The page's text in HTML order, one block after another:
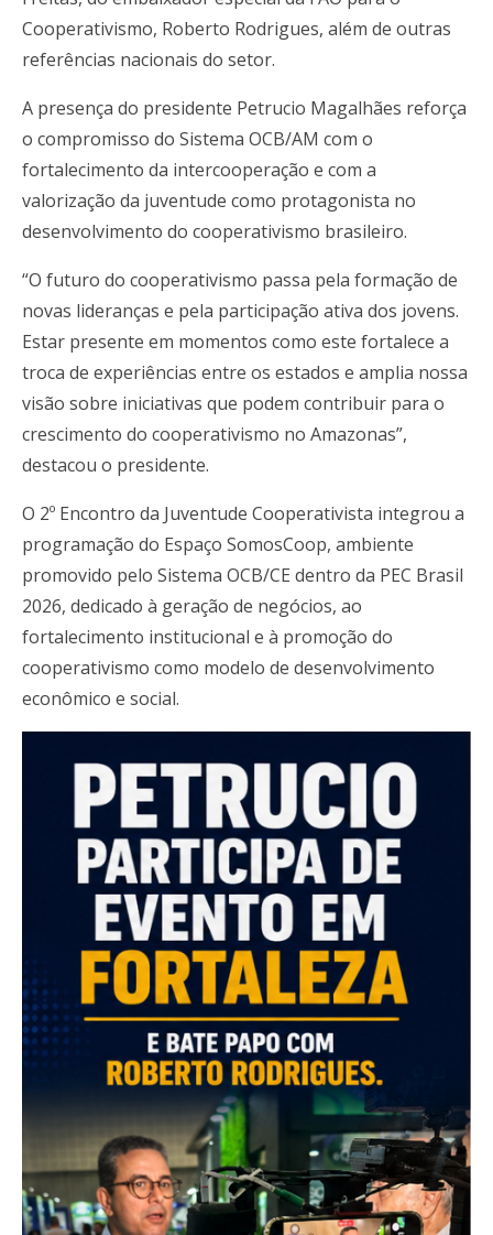
Cooperativismo, Roberto Rodrigues, além de outras
referências nacionais do setor.
A presença do presidente Petrucio Magalhães reforça
o compromisso do Sistema OCB/AM com o
fortalecimento da intercooperação e com a
valorização da juventude como protagonista no
desenvolvimento do cooperativismo brasileiro.
“O futuro do cooperativismo passa pela formação de
novas lideranças e pela participação ativa dos jovens.
Estar presente em momentos como este fortalece a
troca de experiências entre os estados e amplia nossa
visão sobre iniciativas que podem contribuir para o
crescimento do cooperativismo no Amazonas”,
destacou o presidente.
O 2º Encontro da Juventude Cooperativista integrou a
programação do Espaço SomosCoop, ambiente
promovido pelo Sistema OCB/CE dentro da PEC Brasil
2026, dedicado à geração de negócios, ao
fortalecimento institucional e à promoção do
cooperativismo como modelo de desenvolvimento
econômico e social.